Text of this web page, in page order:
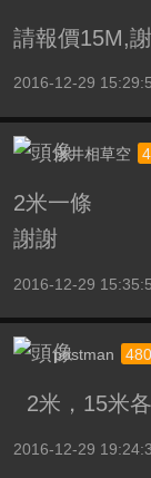
請報價15M,謝
2016-12-29
永井相草空
2米一條
謝謝
2016-12-29
postman
2米，15米
2016-12-29